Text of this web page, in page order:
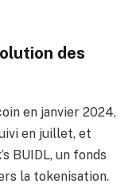
des
en janvier 2024,
en juillet, et
BUIDL, un fonds
la tokenisation.